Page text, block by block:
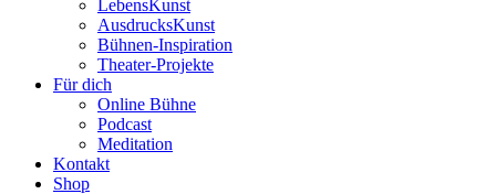
LebensKunst
AusdrucksKunst
Bühnen-Inspiration
Theater-Projekte
Für dich
Online Bühne
Podcast
Meditation
Kontakt
Shop